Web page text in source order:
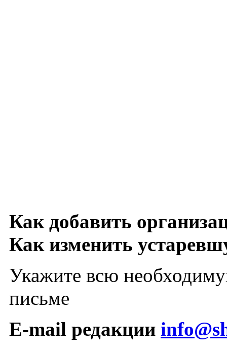
Как добавить
Как изменить
Укажите всю
письме
E-mail редакции